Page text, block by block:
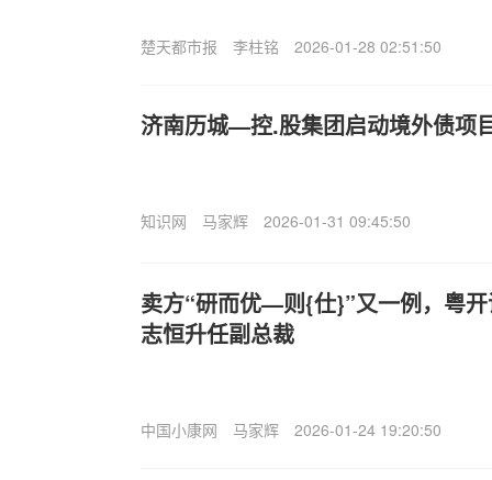
楚天都市报 李柱铭 2026-01-28 02:51:50
济南历城—控.股集团启动境外债项
知识网 马家辉 2026-01-31 09:45:50
卖方“研而优—则{仕}”又一例，粤
志恒升任副总裁
中国小康网 马家辉 2026-01-24 19:20:50